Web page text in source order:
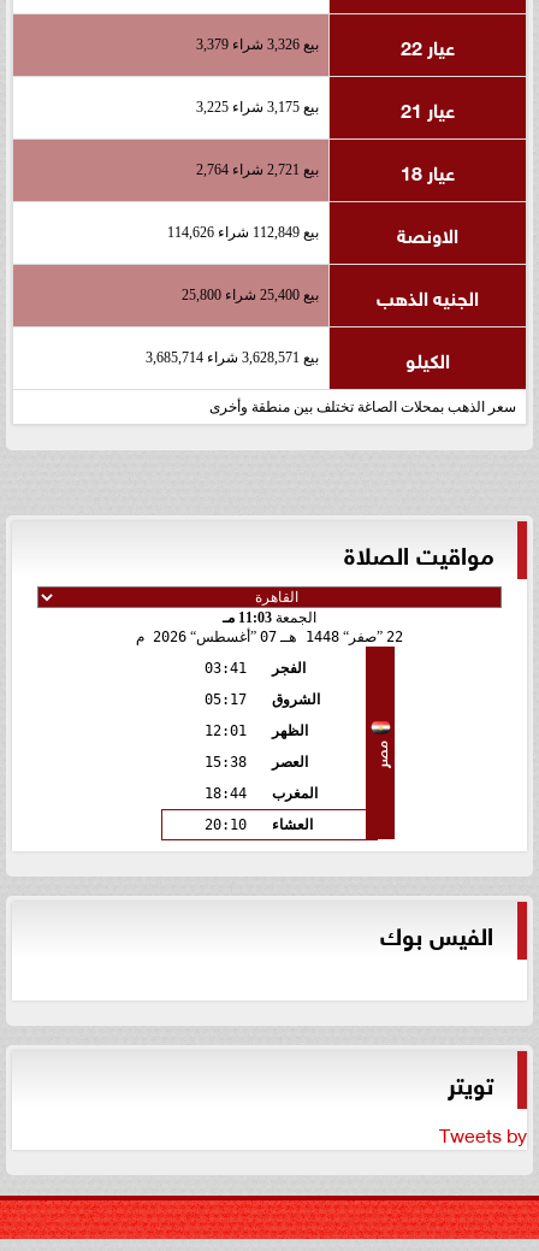
عيار 22 بيع 3,326 شراء 3,379
عيار 21 بيع 3,175 شراء 3,225
عيار 18 بيع 2,721 شراء 2,764
الاونصة بيع 112,849 شراء 114,626
الجنيه الذهب بيع 25,400 شراء 25,800
الكيلو بيع 3,628,571 شراء 3,685,714
سعر الذهب بمحلات الصاغة تختلف بين منطقة وأخرى
مواقيت الصلاة
الجمعة 11:03 مـ
22 صفر 1448 هـ 07 أغسطس 2026 م
مصر
الفجر
03:41
الشروق
05:17
الظهر
12:01
العصر
15:38
المغرب
18:44
العشاء
20:10
الفيس بوك
تويتر
Tweets by